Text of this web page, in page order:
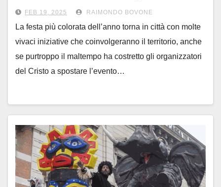
marzo per il maltempo
FEB 19, 2025 RAIMONDO BOVONE
La festa più colorata dell’anno torna in città con molte
vivaci iniziative che coinvolgeranno il territorio, anche
se purtroppo il maltempo ha costretto gli organizzatori
del Cristo a spostare l’evento…